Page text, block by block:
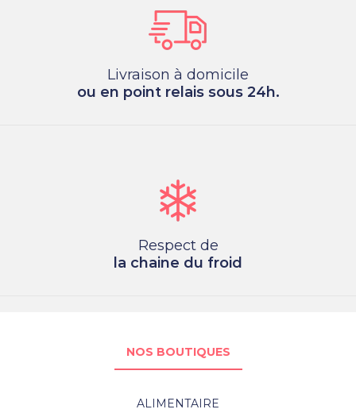
Livraison à domicile
ou en point relais sous 24h.
Respect de
la chaine du froid
NOS BOUTIQUES
ALIMENTAIRE